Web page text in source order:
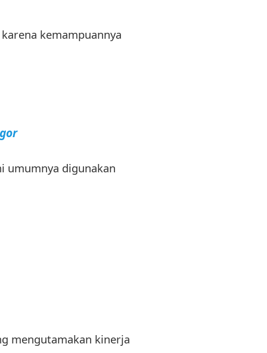
kemampuannya
umumnya digunakan
mengutamakan kinerja